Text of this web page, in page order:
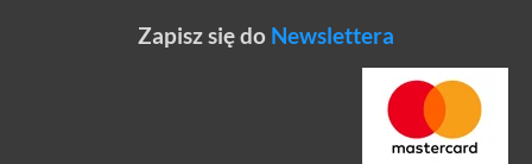
Zapisz się do Newslettera